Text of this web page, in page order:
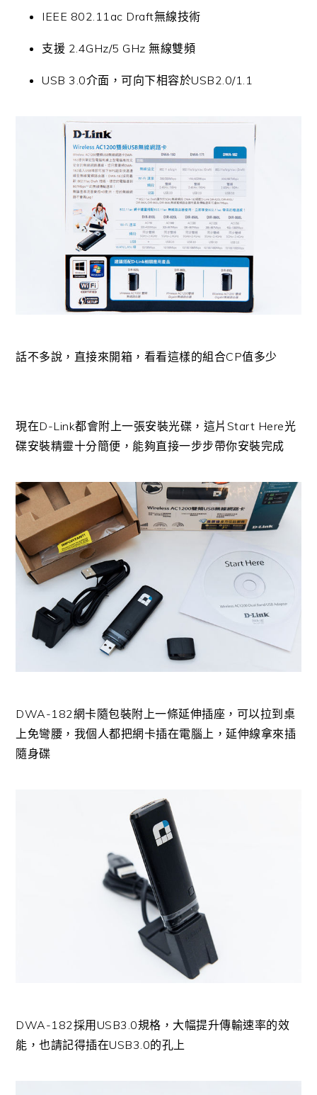
IEEE 802.11ac Draft無線技術
支援 2.4GHz/5 GHz 無線雙頻
USB 3.0介面，可向下相容於USB2.0/1.1
話不多說，直接來開箱，看看這樣的組合CP值多少
現在D-Link都會附上一張安裝光碟，這片Start Here光
碟安裝精靈十分簡便，能夠直接一步步帶你安裝完成
DWA-182網卡隨包裝附上一條延伸插座，可以拉到桌
上免彎腰，我個人都把網卡插在電腦上，延伸線拿來插
隨身碟
DWA-182採用USB3.0規格，大幅提升傳輸速率的效
能，也請記得插在USB3.0的孔上